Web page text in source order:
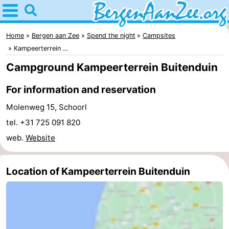
Home
Bergen
aan
Tips
kids
Bergen
Schoorl
Dunes
Spend
the
Apartments
Home Bergen aan Zee Spend the night
Campsites
Kampeerterrein ...
Campground Kampeerterrein Buitenduin
For information and reservation
Molenweg 15, Schoorl
tel. +31 725 091 820
web. Website
Location of Kampeerterrein Buitenduin